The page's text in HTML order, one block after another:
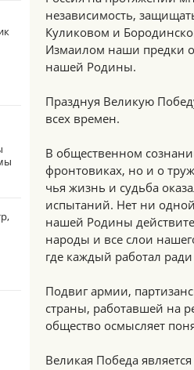
независимость,
Куликовом и
Измаилом наши предки
нашей Родины.
Празднуя Великую
всех времен.
В общественном
фронтовиках, но и о
чья жизнь и судьба
испытаний. Нет ни
нашей Родины
народы и все слои
где каждый работал
Подвиг армии,
страны, работавшей на
общество осмысляет
Великая Победа